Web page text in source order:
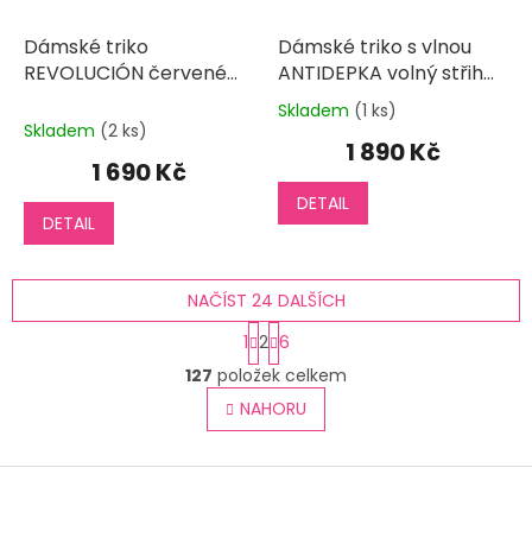
Dámské triko
REVOLUCIÓN červené
Skladem (2 ks)
1 690 Kč
DETAIL
Dámské triko s vlnou
ANTIDEPKA volný střih
dlouhý rukáv
Průměrné
produktu
je
5,0
z
Skladem (1 ks)
1 890 Kč
DETAIL
O
v
l
á
a
NAČÍST 24 DALŠÍCH
S
t
r
á
n
k
v
1 2 6
127 položek celkem
NAHORU
Z